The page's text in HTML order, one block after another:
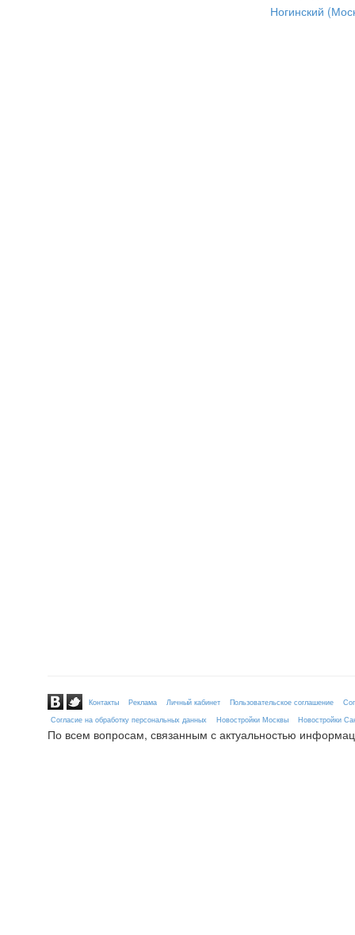
Ногинский
Контакты Реклама Личный кабинет Пользовательское соглашение
Согласие на обработку персональных данных
Новостройки Москвы Новостройки
По всем вопросам, связанным с актуальностью